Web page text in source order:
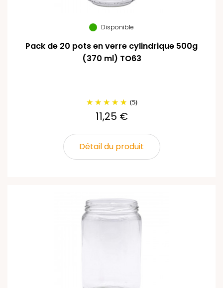
Disponible
Pack de 20 pots en verre cylindrique 500g
(370 ml) TO63
(5)
11,25 €
Détail du produit